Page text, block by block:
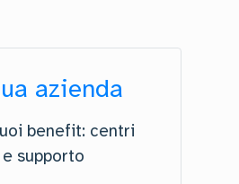
azienda
benefit: centri
supporto